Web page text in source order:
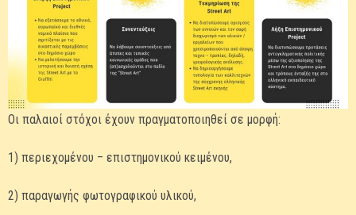
Οι παλαιοί στόχοι έχουν πραγματοποιηθεί σε μορφή:
1) περιεχομένου – επιστημονικού κειμένου,
2) παραγωγής φωτογραφικού υλικού,